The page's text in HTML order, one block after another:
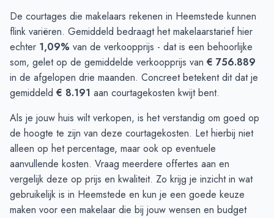
De courtages die makelaars rekenen in Heemstede kunnen
flink variëren. Gemiddeld bedraagt het makelaarstarief hier
echter 1,09% van de verkoopprijs - dat is een behoorlijke
som, gelet op de gemiddelde verkoopprijs van € 756.889
in de afgelopen drie maanden. Concreet betekent dit dat je
gemiddeld € 8.191 aan courtagekosten kwijt bent.
Als je jouw huis wilt verkopen, is het verstandig om goed op
de hoogte te zijn van deze courtagekosten. Let hierbij niet
alleen op het percentage, maar ook op eventuele
aanvullende kosten. Vraag meerdere offertes aan en
vergelijk deze op prijs en kwaliteit. Zo krijg je inzicht in wat
gebruikelijk is in Heemstede en kun je een goede keuze
maken voor een makelaar die bij jouw wensen en budget